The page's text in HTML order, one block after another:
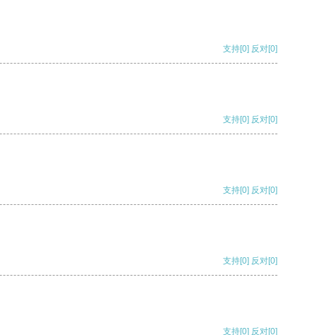
支持[0] 反对[0]
支持[0] 反对[0]
支持[0] 反对[0]
支持[0] 反对[0]
支持[0] 反对[0]